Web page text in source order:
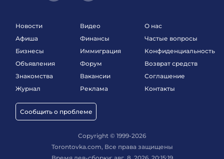
Новости
Афиша
Бизнесы
Объявления
Знакомства
Журнал
Сообщить о проблеме
Видео
Финансы
Иммиграция
Форум
Вакансии
Реклама
О нас
Частые вопросы
Конфиденциальность
Возврат средств
Соглашение
Контакты
Copyright © 1999-2026
Torontovka.com, Все права защищены